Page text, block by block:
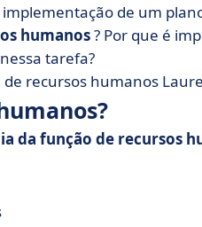
de um
humanos? Por que é
tarefa?
recursos humanos
da função de recursos